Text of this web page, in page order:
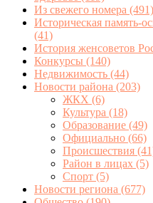
Из свежего номера (491)
Историческая память-
(41)
История женсоветов
Конкурсы (140)
Недвижимость (44)
Новости района (203)
ЖКХ (6)
Культура (18)
Образование (49)
Официально (66)
Происшествия
Район в лицах (5)
Спорт (5)
Новости региона (677)